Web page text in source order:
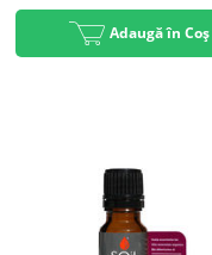
Adaugă în Coș